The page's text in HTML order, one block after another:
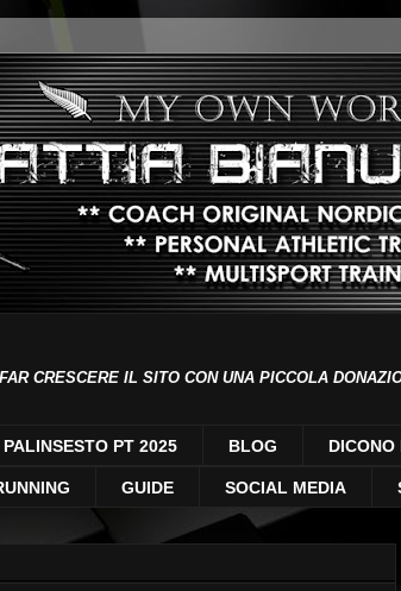
CRESCERE IL SITO CON UNA PICCOLA
PALINSESTO PT 2025 BLOG DICONO
GUIDE SOCIAL MEDIA